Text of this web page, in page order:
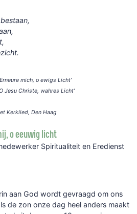
mich, o ewigs Licht’
Jesu Christe, wahres Licht’
Kerklied, Den Haag
o eeuwig licht
Spiritualiteit en Eredienst
aan God wordt gevraagd om ons
de zon onze dag heel anders maakt